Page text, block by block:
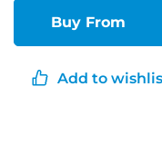
Buy From
Add to